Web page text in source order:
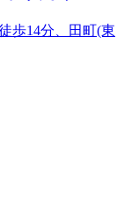
歩14分、田町(東